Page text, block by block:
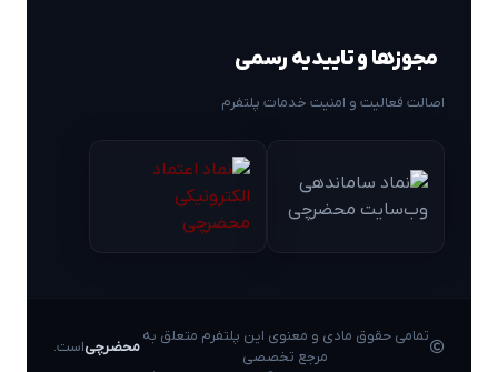
مجوزها و تاییدیه رسمی
اصالت فعالیت و امنیت خدمات پلتفرم
تمامی حقوق مادی و معنوی این پلتفرم متعلق به
مرجع تخصصی
محضرچیاست.